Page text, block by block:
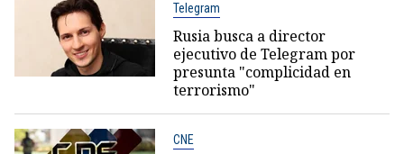
Telegram
Rusia busca a director
ejecutivo de Telegram por
presunta "complicidad en
terrorismo"
CNE